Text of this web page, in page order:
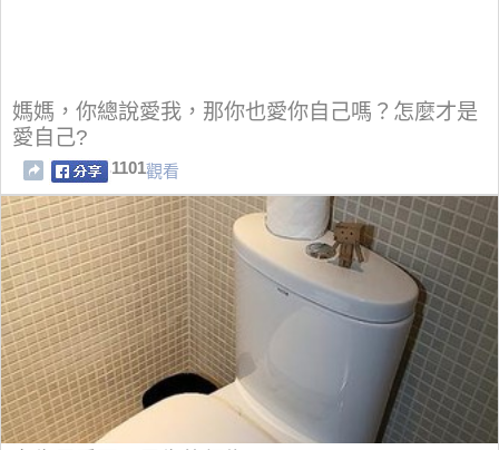
媽媽，你總說愛我，那你也愛你自己嗎？怎麼才是
愛自己?
1101觀看